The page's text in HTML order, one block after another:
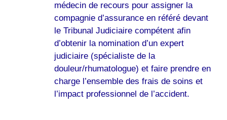
médecin de recours pour assigner la
compagnie d’assurance en référé devant
le Tribunal Judiciaire compétent afin
d’obtenir la nomination d’un expert
judiciaire (spécialiste de la
douleur/rhumatologue) et faire prendre en
charge l’ensemble des frais de soins et
l’impact professionnel de l’accident.